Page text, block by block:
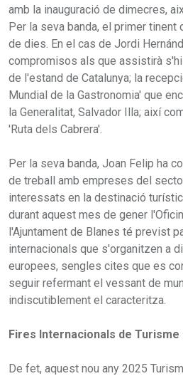
amb la inauguració de dimecres,
Per la seva banda, el primer tinent
de dies. En el cas de Jordi
compromisos als que assistirà
de l'estand de Catalunya; la
Mundial de la Gastronomia' que
la Generalitat, Salvador Illa; així
'Ruta dels Cabrera'.
Per la seva banda, Joan Felip ha
de treball amb empreses del
interessats en la destinació
durant aquest mes de gener
l'Ajuntament de Blanes té previst
internacionals que s'organitzen a
europees, sengles cites que es
seguir refermant el vessant de
indiscutiblement el caracteritza.
Fires Internacionals de Turisme
De fet, aquest nou any 2025